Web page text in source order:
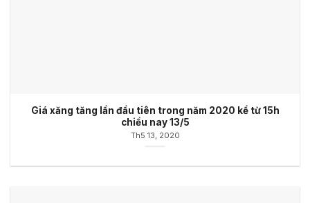
Giá xăng tăng lần đầu tiên trong năm 2020 kể từ 15h
chiều nay 13/5
Th5 13, 2020